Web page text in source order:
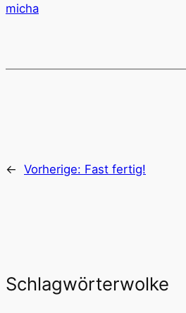
micha
← Vorherige: Fast fertig!
Schlagwörterwolke